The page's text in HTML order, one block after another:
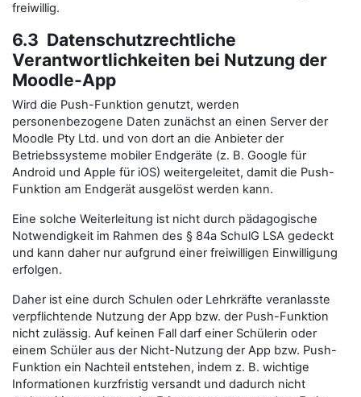
freiwillig.
6.3 Datenschutzrechtliche
Verantwortlichkeiten bei Nutzung der
Moodle-App
Wird die Push-Funktion genutzt, werden
personenbezogene Daten zunächst an einen Server der
Moodle Pty Ltd. und von dort an die Anbieter der
Betriebssysteme mobiler Endgeräte (z. B. Google für
Android und Apple für iOS) weitergeleitet, damit die Push-
Funktion am Endgerät ausgelöst werden kann.
Eine solche Weiterleitung ist nicht durch pädagogische
Notwendigkeit im Rahmen des § 84a SchulG LSA gedeckt
und kann daher nur aufgrund einer freiwilligen Einwilligung
erfolgen.
Daher ist eine durch Schulen oder Lehrkräfte veranlasste
verpflichtende Nutzung der App bzw. der Push-Funktion
nicht zulässig. Auf keinen Fall darf einer Schülerin oder
einem Schüler aus der Nicht-Nutzung der App bzw. Push-
Funktion ein Nachteil entstehen, indem z. B. wichtige
Informationen kurzfristig versandt und dadurch nicht